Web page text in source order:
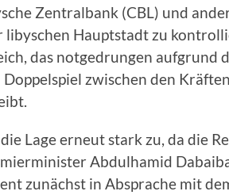
Zentralbank (CBL) und
Hauptstadt zu
das notgedrungen aufgrund
zwischen den
Lage erneut stark zu, da die
Abdulhamid
zunächst in Absprache mit